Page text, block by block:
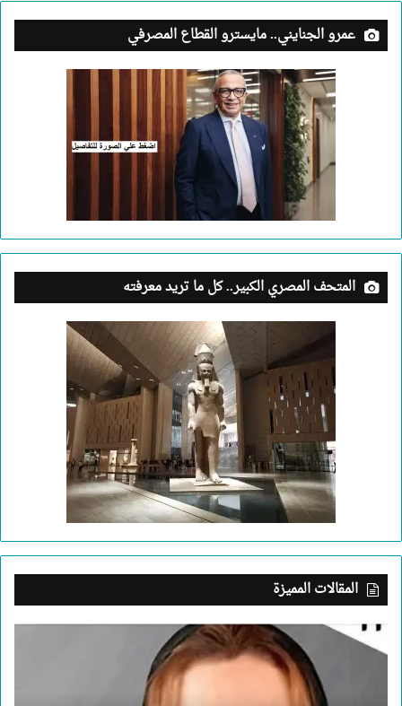
عمرو الجنايني.. مايسترو القطاع المصرفي
المتحف المصري الكبير.. كل ما تريد معرفته
المقالات المميزة
بعد
جريمة